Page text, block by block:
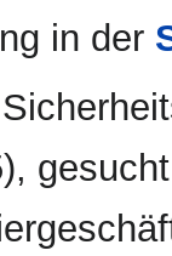
in der